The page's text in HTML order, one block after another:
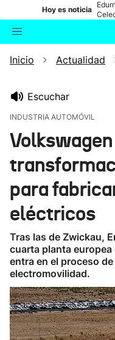
Hoy es noticia
en
Buscador
Inicio Actualidad
Escuchar
INDUSTRIA AUTOMÓVIL
para
eléctricos
Tras las de Zwickau,
cuarta planta
entra en el proceso
electromovilidad.